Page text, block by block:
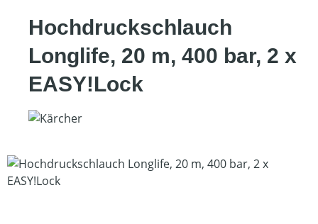
Hochdruckschlauch
Longlife, 20 m, 400 bar, 2 x
EASY!Lock
Bildergalerie überspringen